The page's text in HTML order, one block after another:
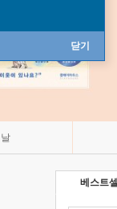
닫기
베스트